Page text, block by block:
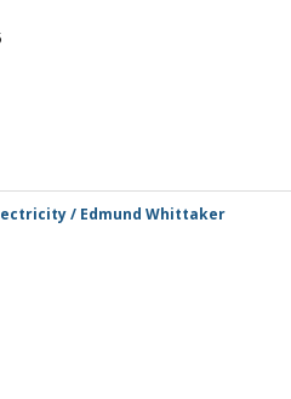
/ Edmund Whittaker